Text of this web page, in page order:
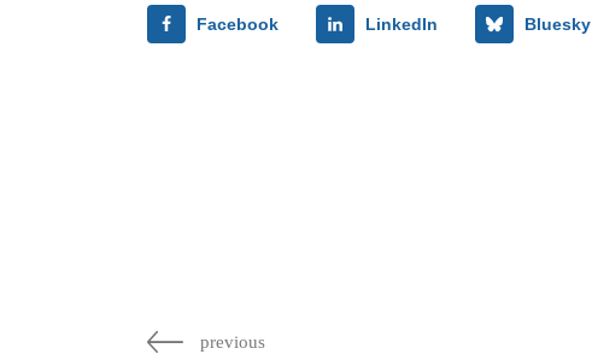
Facebook LinkedIn Bluesky
previous